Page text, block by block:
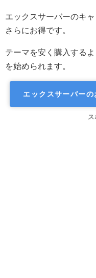
エックスサーバーのキ
さらにお得です。
テーマを安く購入する
を始められます。
エックスサーバー